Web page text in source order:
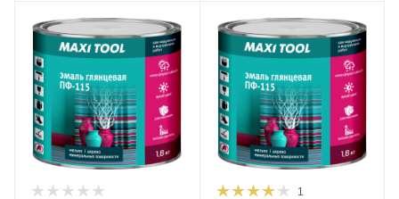
1